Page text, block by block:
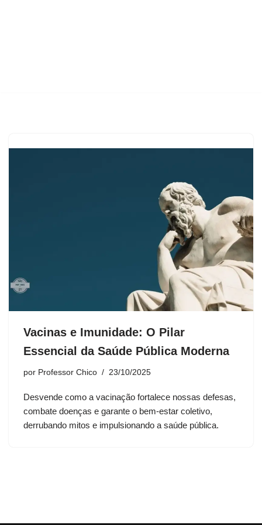
Vacinas e Imunidade: O Pilar
Essencial da Saúde Pública Moderna
por Professor Chico 23/10/2025
Desvende como a vacinação fortalece nossas defesas,
combate doenças e garante o bem-estar coletivo,
derrubando mitos e impulsionando a saúde pública.